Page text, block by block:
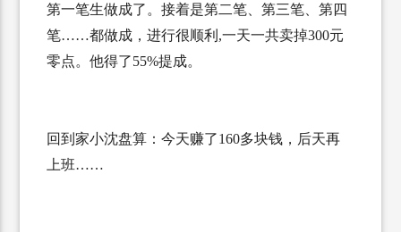
第一笔生做成了。接着是第二笔、第三笔、第四
笔……都做成，进行很顺利 ,一天一共卖掉300元
零点。他得了55%提成。
回到家小沈盘算：今天赚了160多块钱，后天再
上班……